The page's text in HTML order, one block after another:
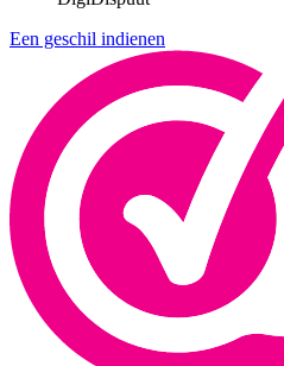
Een geschil indienen